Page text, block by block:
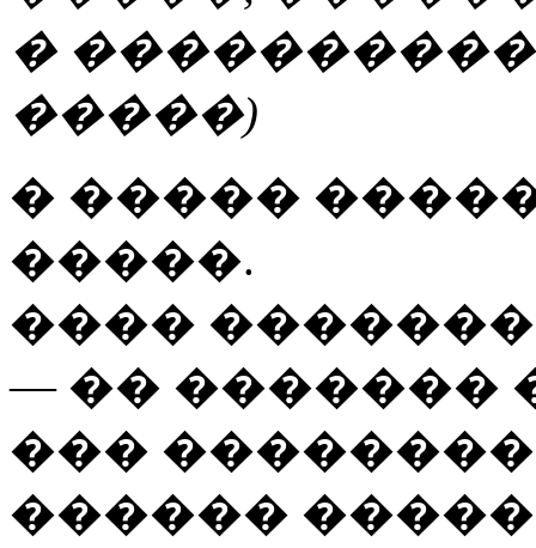
�
�����)
� �����
�����.
����
— �� �������
���
������